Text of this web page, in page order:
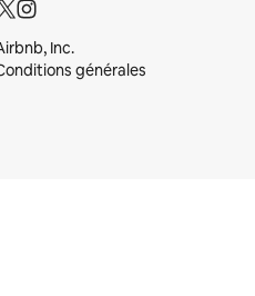
Inc.
générales